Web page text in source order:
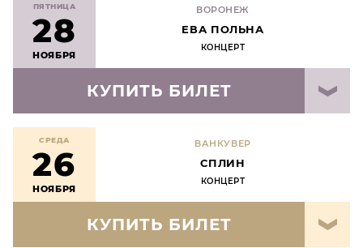
ПЯТНИЦА
28
НОЯБРЯ
ВОРОНЕЖ
ЕВА ПОЛЬНА
КОНЦЕРТ
КУПИТЬ БИЛЕТ
СРЕДА
26
НОЯБРЯ
ВАНКУВЕР
СПЛИН
КОНЦЕРТ
КУПИТЬ БИЛЕТ